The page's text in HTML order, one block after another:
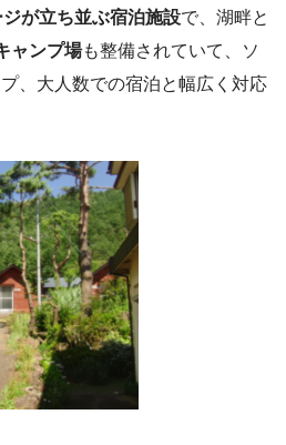
が立ち並ぶ宿泊施設で、湖畔と
ャンプ場も整備されていて、ソ
、大人数での宿泊と幅広く対応